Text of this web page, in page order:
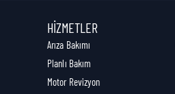
HIZMETLER
Arıza Bakımı
Planlı Bakım
Motor Revizyon